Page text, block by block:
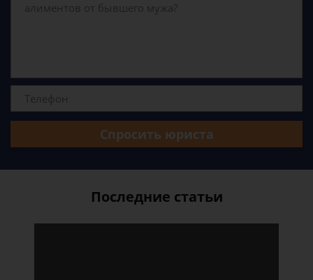
Спросить юриста
Последние статьи